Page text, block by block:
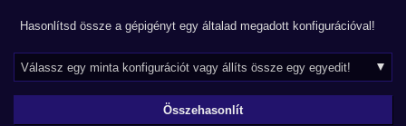
Hasonlítsd össze a gépigényt egy általad megadott konfigurációval!